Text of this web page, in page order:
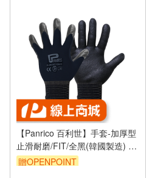
【Panrico 百利世】手套-加厚型
止滑耐磨/FIT/全黑(韓國製造) M
號
贈OPENPOINT